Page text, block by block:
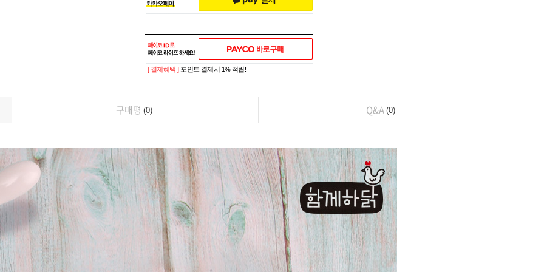
[ 결제혜택 ] 포인트 결제시 1% 적립!
구매평 0 Q&A 0